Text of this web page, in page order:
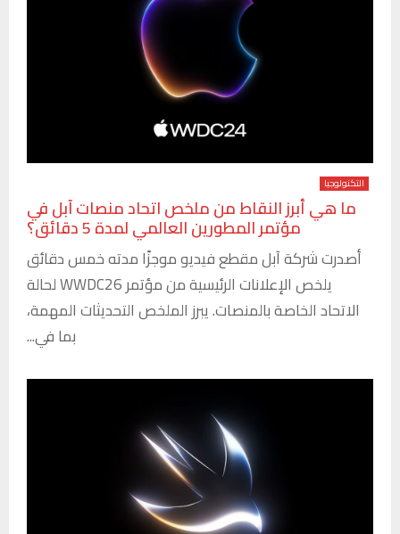
التكنولوجيا
ما هي أبرز النقاط من ملخص اتحاد منصات آبل في
مؤتمر المطورين العالمي لمدة 5 دقائق؟
أصدرت شركة آبل مقطع فيديو موجزًا مدته خمس دقائق
يلخص الإعلانات الرئيسية من مؤتمر WWDC26 لحالة
الاتحاد الخاصة بالمنصات. يبرز الملخص التحديثات المهمة،
بما في...